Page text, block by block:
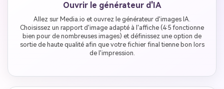
Ouvrir le générateur d'IA
Allez sur Media.io et ouvrez le générateur d'images IA.
Choisissez un rapport d'image adapté à l'affiche (4:5 fonctionne
bien pour de nombreuses images) et définissez une option de
sortie de haute qualité afin que votre fichier final tienne bon lors
de l'impression.